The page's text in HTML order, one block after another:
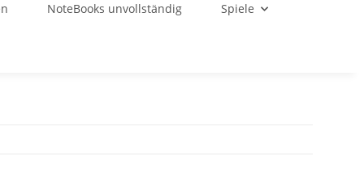
NoteBooks unvollständig Spiele